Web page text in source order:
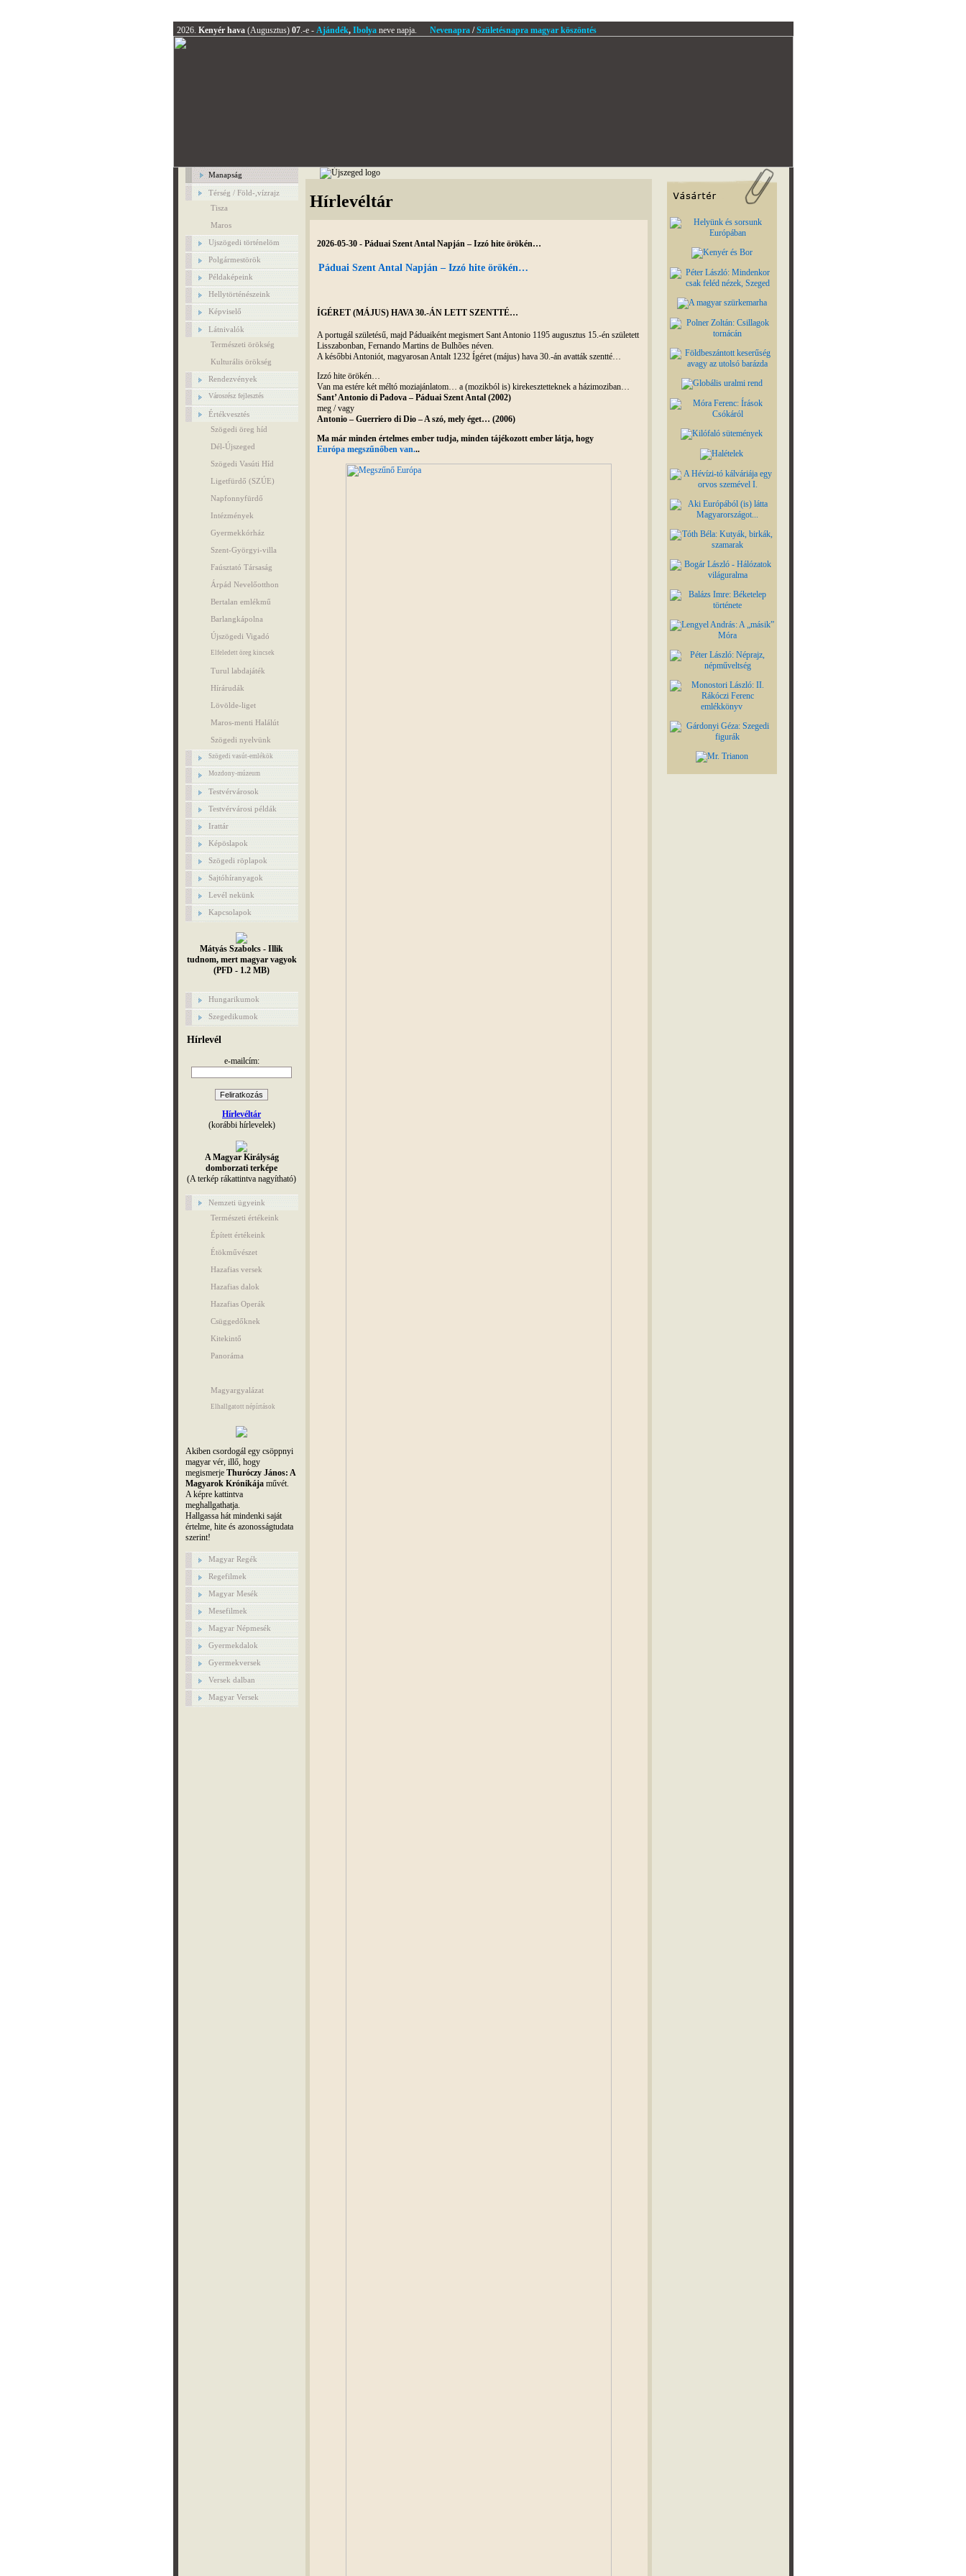
2026. Kenyér hava (Augusztus) 07.-e - Ajándék, Ibolyaneve napja. Nevenapra/Születésnapra magyar köszöntés
Manapság
Térség / Föld-,vízrajz
Tisza
Maros
Ujszögedi történelöm
Polgármestörök
Példaképeink
Hellytörténészeink
Képviselő
Látnivalók
Természeti örökség
Kulturális örökség
Rendezvények
Városrész fejlesztés
Értékvesztés
Szögedi öreg híd
Dél-Újszeged
Szögedi Vasúti Híd
Ligetfürdő (SZÚE)
Napfonnyfürdő
Intézmények
Gyermekkórház
Szent-Györgyi-villa
Faúsztató Társaság
Árpád Nevelőotthon
Bertalan emlékmű
Barlangkápolna
Újszögedi Vigadó
Elfeledett öreg kincsek
Turul labdajáték
Hírárudák
Lövölde-liget
Maros-menti Halálút
Szögedi nyelvünk
Szögedi vasút-emlékök
Mozdony-múzeum
Testvérvárosok
Testvérvárosi példák
Irattár
Képöslapok
Szögedi röplapok
Sajtóhíranyagok
Levél nekünk
Kapcsolapok
Mátyás Szabolcs - Illik
tudnom, mert magyar vagyok
(PFD - 1.2 MB)
Hungarikumok
Szegedikumok
Hírlevél
e-mailcím:
Hírlevéltár
(korábbi hírlevelek)
A Magyar Királyság
domborzati terképe
(A terkép rákattintva nagyítható)
Nemzeti ügyeink
Természeti értékeink
Épített értékeink
Étökművészet
Hazafias versek
Hazafias dalok
Hazafias Operák
Csüggedőknek
Kitekintő
Panoráma
Magyargyalázat
Elhallgatott népírtások
Akiben csordogál egy csöppnyi
magyar vér, illő, hogy
megismerje Thuróczy János: A
Magyarok Krónikájaművét.
A képre kattintva
meghallgathatja.
Hallgassa hát mindenki saját
értelme, hite és azonosságtudata
szerint!
Magyar Regék
Regefilmek
Magyar Mesék
Mesefilmek
Magyar Népmesék
Gyermekdalok
Gyermekversek
Versek dalban
Magyar Versek
Hírlevéltár
2026-05-30 - Páduai Szent Antal Napján – Izzó hite örökén…
Páduai Szent Antal Napján – Izzó hite örökén…
ÍGÉRET (MÁJUS) HAVA 30.-ÁN LETT SZENTTÉ…
A portugál születésű, majd Páduaiként megismert Sant Antonio 1195 augusztus 15.-én született
Lisszabonban, Fernando Martins de Bulhões néven.
A későbbi Antoniót, magyarosan Antalt 1232 Ígéret (május) hava 30.-án avatták szentté…
Izzó hite örökén…
Van ma estére két méltó moziajánlatom… a (mozikból is) kirekesztetteknek a házimoziban…
Sant’ Antonio di Padova – Páduai Szent Antal (2002)
meg / vagy
Antonio – Guerriero di Dio – A szó, mely éget… (2006)
Ma már minden értelmes ember tudja, minden tájékozott ember látja, hogy
Európa megszűnőben van...